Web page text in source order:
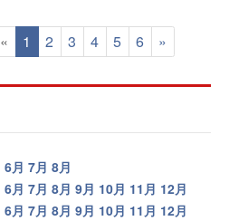
« 1 2 3 4 5 6 »
6月 7月 8月
6月 7月 8月 9月 10月 11月 12月
6月 7月 8月 9月 10月 11月 12月